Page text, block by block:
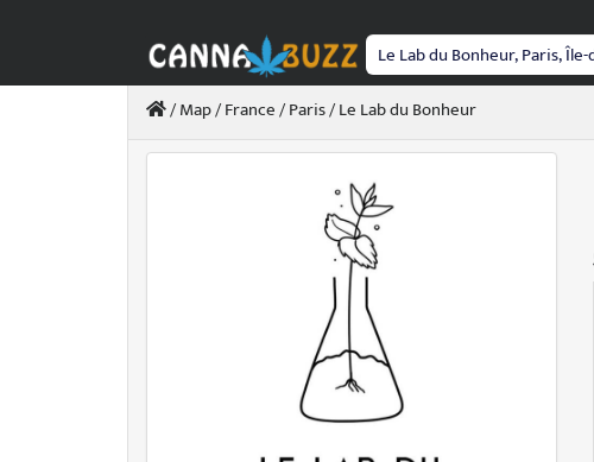
/Map/France/Paris/ Le Lab du Bonheur